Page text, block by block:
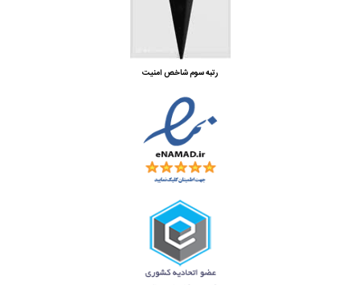
رتبه سوم شاخص امنیت